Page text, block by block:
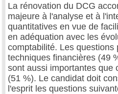
La rénovation du DCG
majeure à l'analyse et à
quantitatives en vue de
en adéquation avec les
comptabilité. Les questions
techniques financières (49
sont aussi importantes que
(51 %). Le candidat doit
l'esprit les questions